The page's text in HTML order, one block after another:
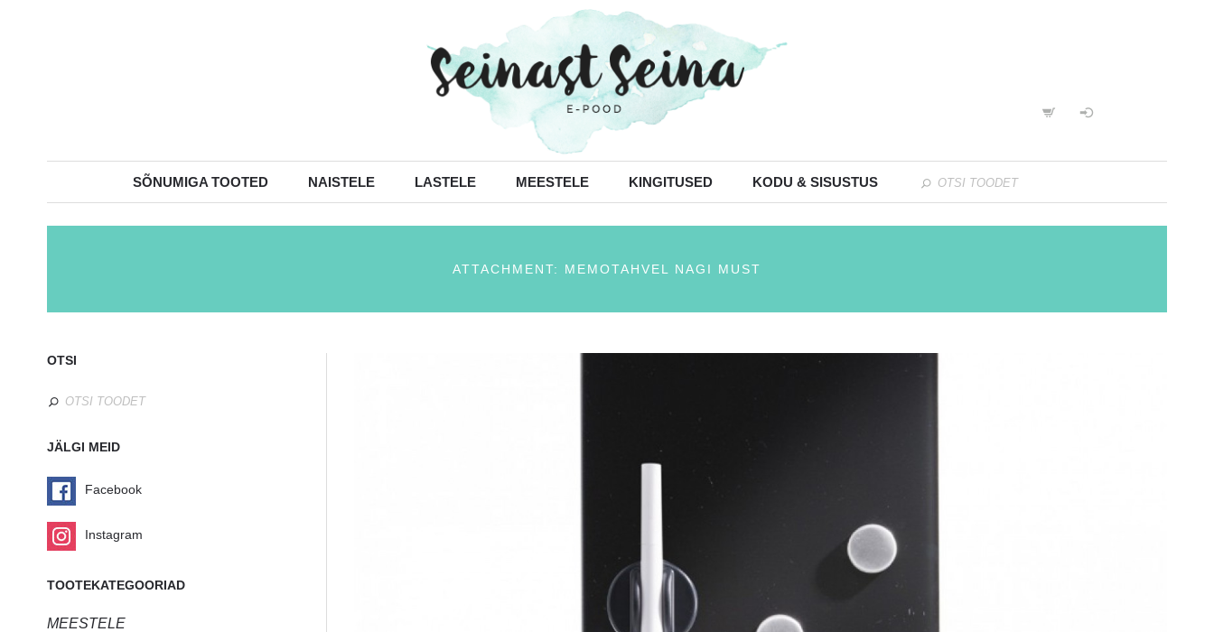
SÕNUMIGA TOOTED NAISTELE LASTELE MEESTELE KINGITUSED KODU & SISUSTUS
ATTACHMENT: MEMOTAHVEL NAGI MUST
OTSI
JÄLGI MEID
Facebook
Instagram
TOOTEKATEGOORIAD
MEESTELE